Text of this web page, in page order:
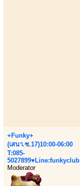
+Funky+
(เสนา.ซ.17)10:00-06:00
T:085-
5027899♥Line:funkyclub
Moderator